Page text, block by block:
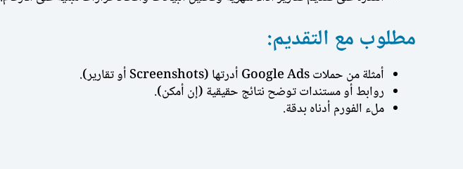
مطلوب مع التقديم:
أمثلة من حملات Google Ads أدرتها (Screenshots أو تقارير).
روابط أو مستندات توضح نتائج حقيقية (إن أمكن).
ملء الفورم أدناه بدقة.